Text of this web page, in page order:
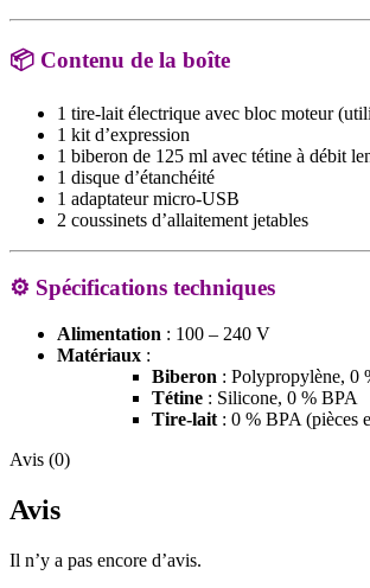
📦 Contenu de la boîte
1 tire-lait électrique avec bloc moteur
1 kit d’expression
1 biberon de 125 ml avec tétine à débit
1 disque d’étanchéité
1 adaptateur micro-USB
2 coussinets d’allaitement jetables
⚙️ Spécifications techniques
Alimentation : 100 – 240 V
Matériaux :
Biberon : Polypropylène, 0
Tétine : Silicone, 0 % BPA
Tire-lait : 0 % BPA (pièces
Avis (0)
Avis
Il n’y a pas encore d’avis.